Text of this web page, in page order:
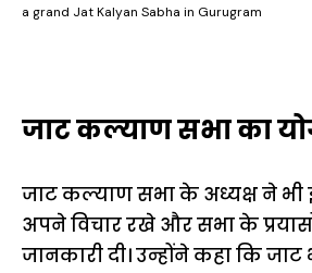
a grand Jat Kalyan Sabha in Gurugram
जाट कल्याण सभा का
जाट कल्याण सभा के अध्यक्ष ने
अपने विचार रखे और सभा के
जानकारी दी। उन्होंने कहा कि